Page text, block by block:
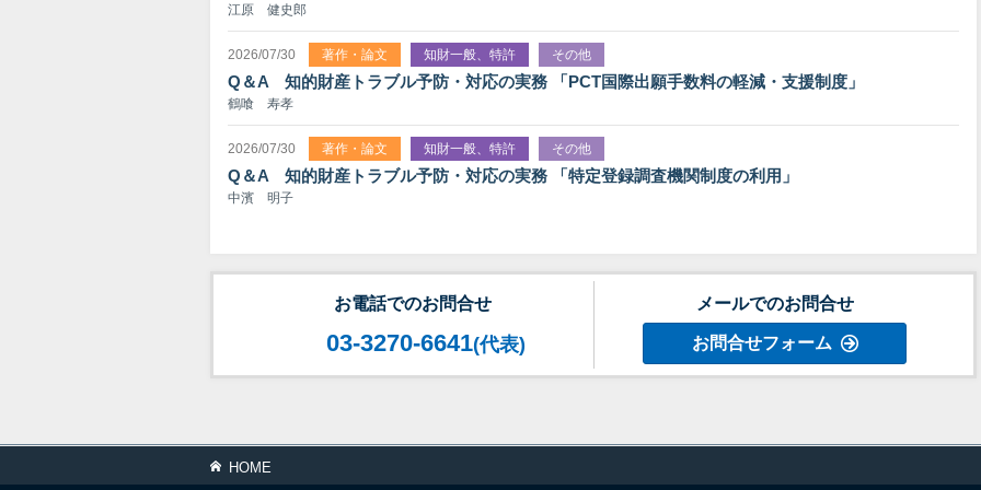
江原 健史郎
2026/07/30 著作・論文 知財一般、特許 その他
Q＆A 知的財産トラブル予防・対応の実務 「PCT国際出願手数料の軽減・支援制度」
鶴喰 寿孝
2026/07/30 著作・論文 知財一般、特許 その他
Q＆A 知的財産トラブル予防・対応の実務 「特定登録調査機関制度の利用」
中濱 明子
お電話でのお問合せ
03-3270-6641(代表)
メールでのお問合せ
お問合せフォーム
HOME